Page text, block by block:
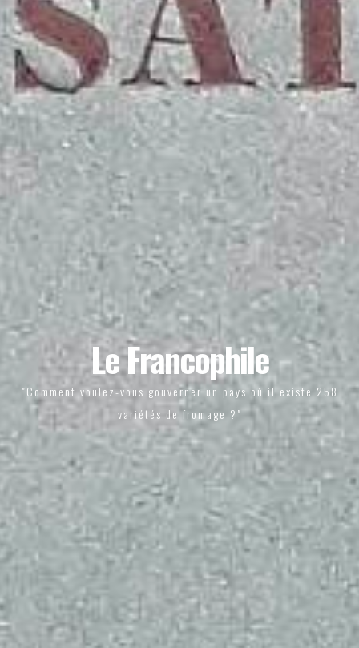
Le Francophile
"Comment voulez-vous gouverner un pays où il existe 258
variétés de fromage ?"